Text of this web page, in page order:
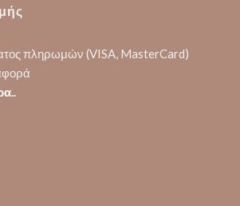
πληρωμών (VISA, MasterCard)